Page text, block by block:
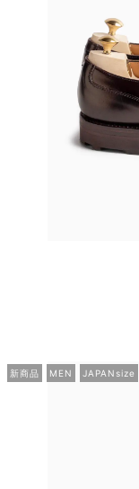
新商品 MEN JAPANsize